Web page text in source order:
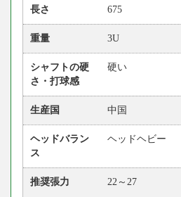
長さ 675
重量 3U
シャフトの硬
さ・打球感
硬い
生産国 中国
ヘッドバラン
ス
ヘッドヘビー
推奨張力 22～27